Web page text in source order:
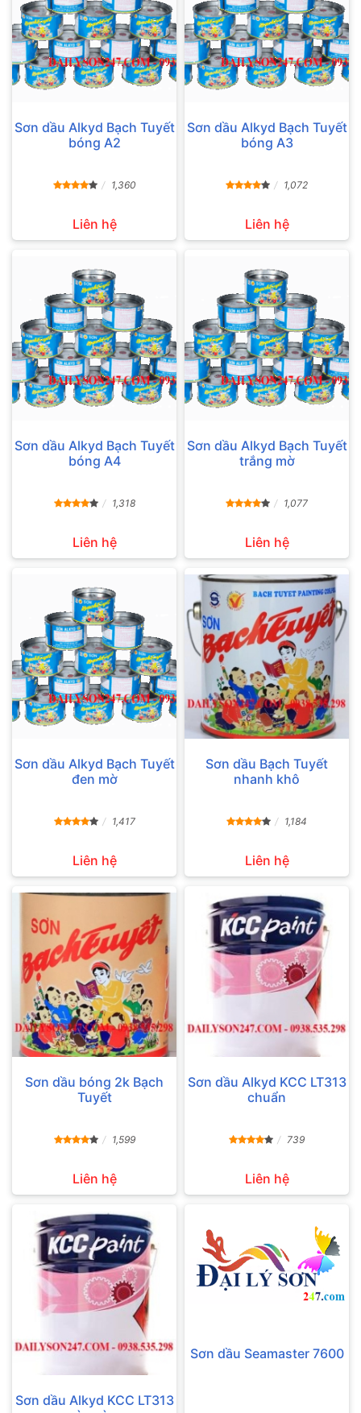
Sơn dầu Alkyd Bạch Tuyết
bóng A2
1,360
Liên hệ
Sơn dầu Alkyd Bạch Tuyết
bóng A3
1,072
Liên hệ
Sơn dầu Alkyd Bạch Tuyết
bóng A4
1,318
Liên hệ
Sơn dầu Alkyd Bạch Tuyết
trắng mờ
1,077
Liên hệ
Sơn dầu Alkyd Bạch Tuyết
đen mờ
1,417
Liên hệ
Sơn dầu Bạch Tuyết
nhanh khô
1,184
Liên hệ
Sơn dầu bóng 2k Bạch
Tuyết
1,599
Liên hệ
Sơn dầu Alkyd KCC LT313
chuẩn
739
Liên hệ
Sơn dầu Alkyd KCC LT313
Sơn dầu Seamaster 7600